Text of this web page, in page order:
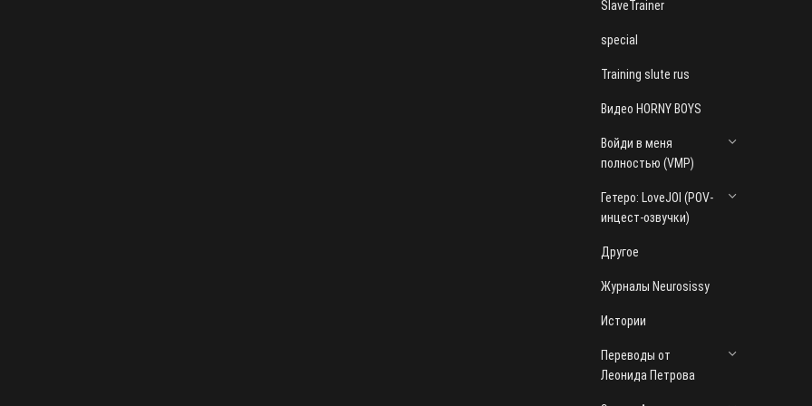
SlaveTrainer
special
Training slute rus
Видео HORNY BOYS
Войди в меня
полностью (VMP)
Гетеро: LoveJOI (POV-
инцест-озвучки)
Другое
Журналы Neurosissy
Истории
Переводы от
Леонида Петрова